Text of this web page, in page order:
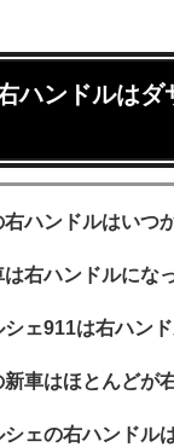
ハンドルはダ
右ハンドルはいつ
は右ハンドルにな
シェ911は右ハン
新車はほとんどが
シェの右ハンドル